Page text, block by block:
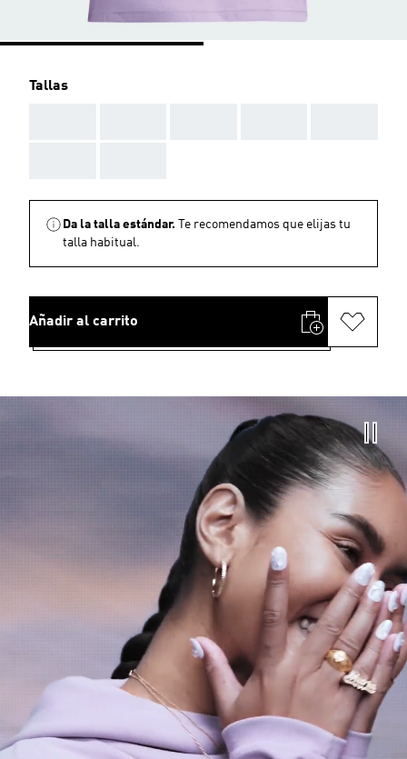
Tallas
Da la talla estándar.
Te recomendamos que elijas tu
talla habitual.
Añadir al carrito